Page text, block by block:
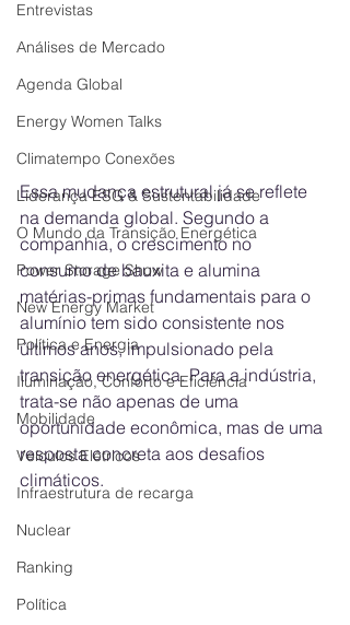
Entrevistas
Análises de Mercado
Agenda Global
Energy Women Talks
Climatempo Conexões
Liderança ESG & Sustentabilidade
O Mundo da Transição Energética
Power Storage Show
New Energy Market
Política e Energia
Iluminação, Conforto e Eficiência
Mobilidade
Veículos Elétricos
Infraestrutura de recarga
Nuclear
Ranking
Política
Essa mudança estrutural já se reflete
na demanda global. Segundo a
companhia, o crescimento no
consumo de bauxita e alumina
matérias-primas fundamentais para o
alumínio tem sido consistente nos
últimos anos, impulsionado pela
transição energética. Para a indústria,
trata-se não apenas de uma
oportunidade econômica, mas de uma
resposta concreta aos desafios
climáticos.